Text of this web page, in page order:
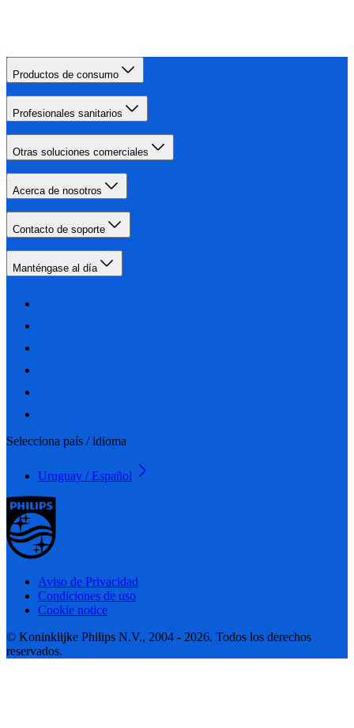
Productos de consumo
Profesionales sanitarios
Otras soluciones comerciales
Acerca de nosotros
Contacto de soporte
Manténgase al día
Selecciona país / idioma
Uruguay / Español
Aviso de Privacidad
Condiciones de uso
Cookie notice
© Koninklijke Philips N.V., 2004 - 2026. Todos los derechos
reservados.